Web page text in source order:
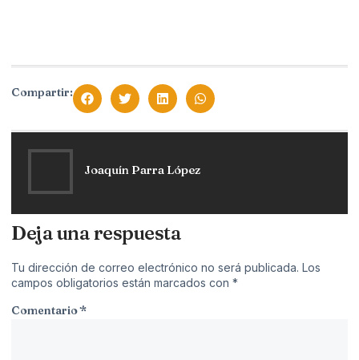
Compartir:
Joaquín Parra López
Deja una respuesta
Tu dirección de correo electrónico no será publicada. Los
campos obligatorios están marcados con *
Comentario*